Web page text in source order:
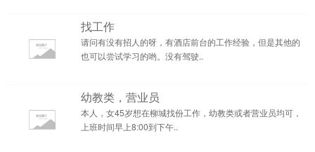
找工作
请问有没有招人的呀，有酒店前台的工作经验，但是其他的
也可以尝试学习的哟。没有驾驶..
幼教类，营业员
本人，女45岁想在柳城找份工作，幼教类或者营业员均可，
上班时间早上8:00到下午..